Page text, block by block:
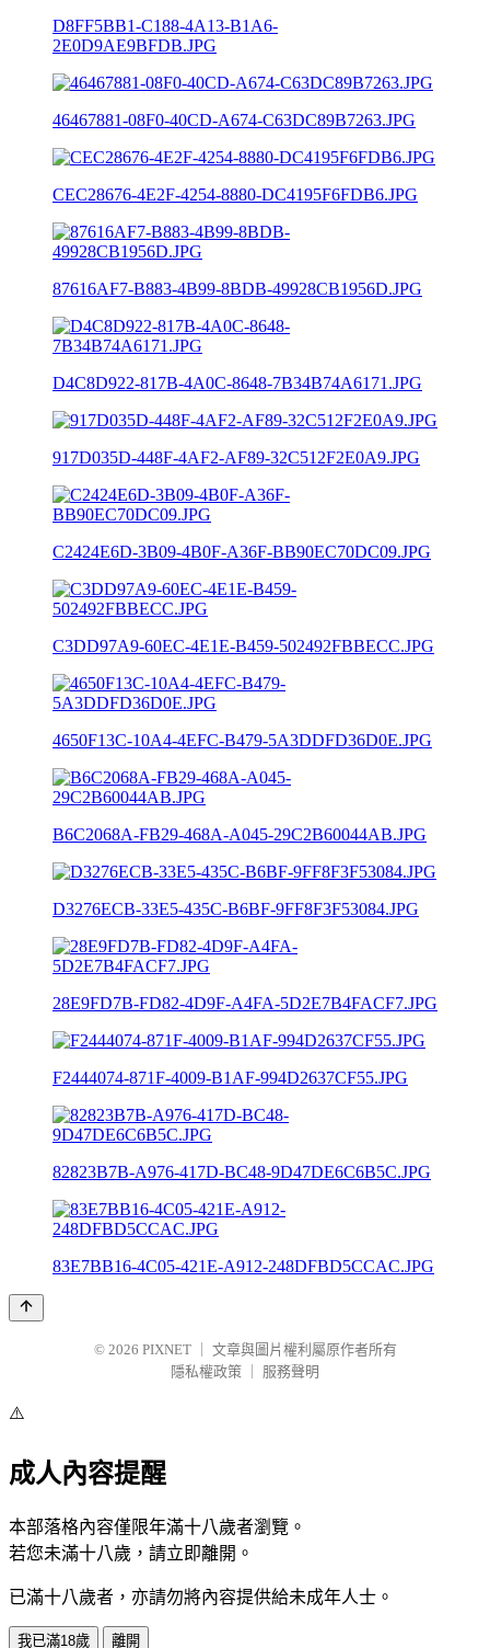
D8FF5BB1-C188-4A13-B1A6-
2E0D9AE9BFDB.JPG
46467881-08F0-40CD-A674-C63DC89B7263.JPG
CEC28676-4E2F-4254-8880-DC4195F6FDB6.JPG
87616AF7-B883-4B99-8BDB-49928CB1956D.JPG
D4C8D922-817B-4A0C-8648-7B34B74A6171.JPG
917D035D-448F-4AF2-AF89-32C512F2E0A9.JPG
C2424E6D-3B09-4B0F-A36F-BB90EC70DC09.JPG
C3DD97A9-60EC-4E1E-B459-502492FBBECC.JPG
4650F13C-10A4-4EFC-B479-5A3DDFD36D0E.JPG
B6C2068A-FB29-468A-A045-29C2B60044AB.JPG
D3276ECB-33E5-435C-B6BF-9FF8F3F53084.JPG
28E9FD7B-FD82-4D9F-A4FA-5D2E7B4FACF7.JPG
F2444074-871F-4009-B1AF-994D2637CF55.JPG
82823B7B-A976-417D-BC48-9D47DE6C6B5C.JPG
83E7BB16-4C05-421E-A912-248DFBD5CCAC.JPG
© 2026 PIXNET
文章與圖片權利屬原作者所有
隱私權政策
服務聲明
⚠️
成人內容提醒
本部落格內容僅限年滿十八歲者瀏覽。
若您未滿十八歲，請立即離開。
已滿十八歲者，亦請勿將內容提供給未成年人士。
我已滿18歲 離開